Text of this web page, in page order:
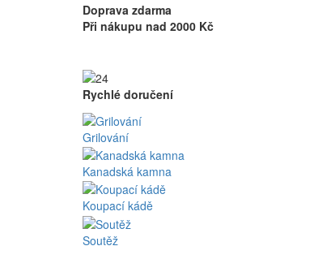
Doprava zdarma
Při nákupu nad 2000 Kč
Rychlé doručení
Grilování
Kanadská kamna
Koupací kádě
Soutěž